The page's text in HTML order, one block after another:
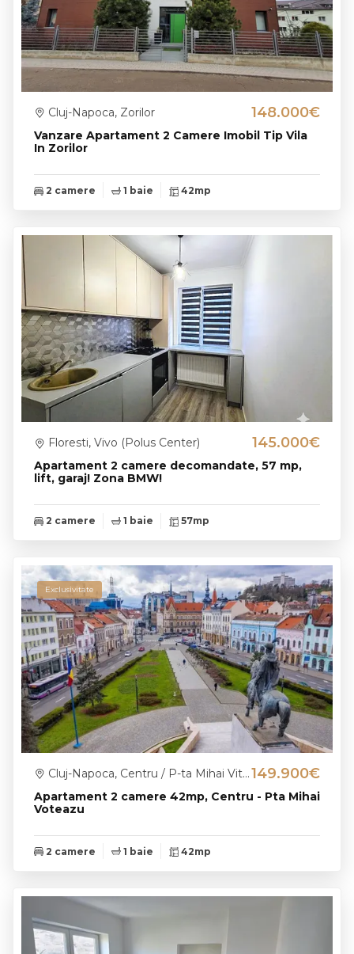
Vanzare Apartament 2 Camere Imobil Tip Vila
In Zorilor
Cluj-Napoca, Zorilor 148.000€
2 camere 1 baie 42mp
Apartament 2 camere decomandate, 57 mp,
lift, garaj! Zona BMW!
Floresti, Vivo (Polus Center) 145.000€
2 camere 1 baie 57mp
Exclusivitate
Apartament 2 camere 42mp, Centru - Pta Mihai
Voteazu
Cluj-Napoca, Centru / P-ta Mihai Viteazu 149.900€
2 camere 1 baie 42mp